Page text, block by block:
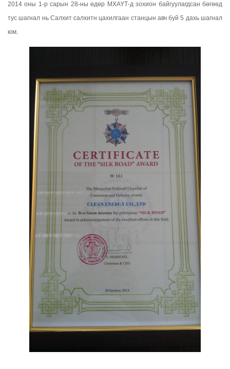
2014 оны 1-р сарын 28-ны өдөр МХАҮТ-д зохион байгуулагдсан бөгөөд
тус шагнал нь Салхит салхитн цахилгаан станцын авч буй 5 дахь шагнал
юм.